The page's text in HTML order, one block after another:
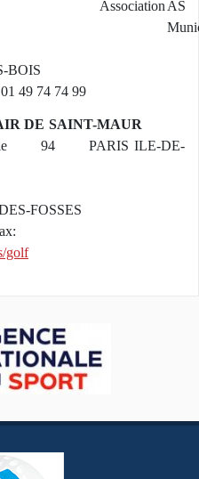
BOIS
49 74 74 99
Association AS
AIR DE SAINT-MAUR
94 PARIS ILE-DE-
FOSSES
golf